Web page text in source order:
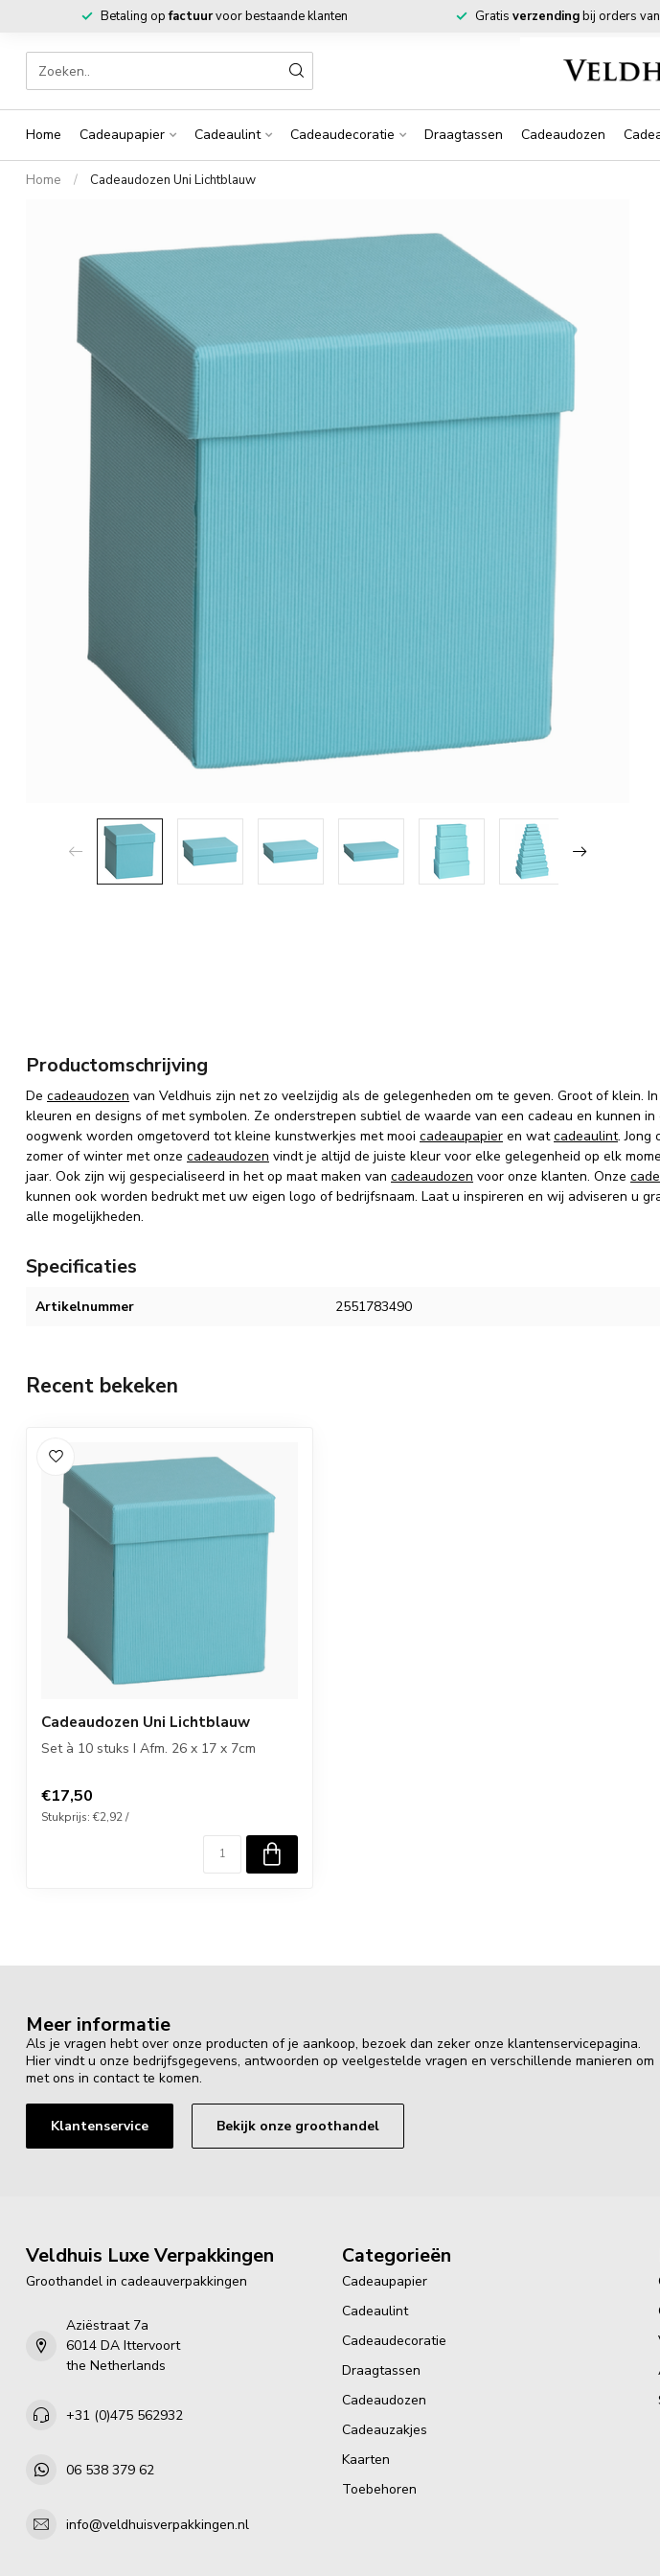
Betaling opfactuurvoor bestaande klanten Gratis verzendingbij orders
Home Cadeaupapier Cadeaulint Cadeaudecoratie Draagtassen Cadeaudozen
Home / Cadeaudozen Uni Lichtblauw
Productomschrijving
De cadeaudozen van Veldhuis zijn net zo veelzijdig als de gelegenheden om te geven. Groot of klein.
kleuren en designs of met symbolen. Ze onderstrepen subtiel de waarde van een cadeau en kunnen in
oogwenk worden omgetoverd tot kleine kunstwerkjes met mooi cadeaupapier en watcadeaulint. Jong
zomer of winter met onze cadeaudozen vindt je altijd de juiste kleur voor elke gelegenheid op elk
jaar. Ook zijn wij gespecialiseerd in het op maat maken van cadeaudozen voor onze klanten. Onze
kunnen ook worden bedrukt met uw eigen logo of bedrijfsnaam. Laat u inspireren en wij adviseren u
alle mogelijkheden.
Specificaties
Artikelnummer 2551783490
Recent bekeken
Cadeaudozen Uni Lichtblauw
Set à 10 stuks I Afm. 26 x 17 x 7cm
€17,50
Stukprijs: €2,92 /
Meer informatie
Als je vragen hebt over onze producten of je aankoop, bezoek dan zeker onze klantenservicepagina.
Hier vindt u onze bedrijfsgegevens, antwoorden op veelgestelde vragen en verschillende manieren om
met ons in contact te komen.
Klantenservice Bekijk onze groothandel
Veldhuis Luxe Verpakkingen
Groothandel in cadeauverpakkingen
Aziëstraat 7a
6014 DA Ittervoort
the Netherlands
+31 (0)475 562932
06 538 379 62
info@veldhuisverpakkingen.nl
Categorieën
Cadeaupapier
Cadeaulint
Cadeaudecoratie
Draagtassen
Cadeaudozen
Cadeauzakjes
Kaarten
Toebehoren